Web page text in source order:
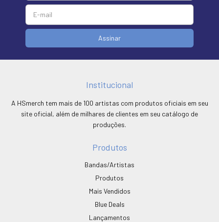
Institucional
A HSmerch tem mais de 100 artistas com produtos oficiais em seu
site oficial, além de milhares de clientes em seu catálogo de
produções.
Produtos
Bandas/Artistas
Produtos
Mais Vendidos
Blue Deals
Lançamentos